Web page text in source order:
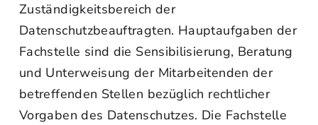
Zuständigkeitsbereich der
Datenschutzbeauftragten. Hauptaufgaben der
Fachstelle sind die Sensibilisierung, Beratung
und Unterweisung der Mitarbeitenden der
betreffenden Stellen bezüglich rechtlicher
Vorgaben des Datenschutzes. Die Fachstelle